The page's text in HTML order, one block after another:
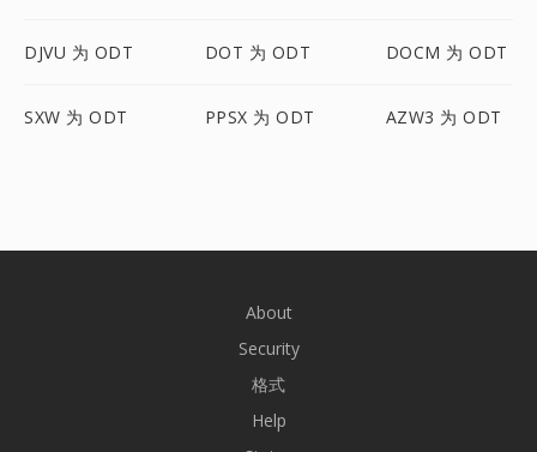
DJVU 为 ODT DOT 为 ODT DOCM 为 ODT
SXW 为 ODT PPSX 为 ODT AZW3 为 ODT
About
Security
格式
Help